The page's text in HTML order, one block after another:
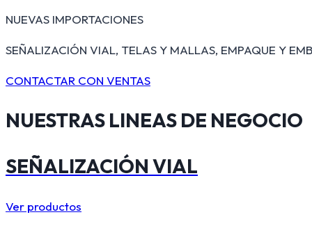
NUEVAS IMPORTACIONES
SEÑALIZACIÓN VIAL, TELAS Y MALLAS, EMPAQUE Y
CONTACTAR CON VENTAS
NUESTRAS LINEAS DE NEGOCIO
SEÑALIZACIÓN VIAL
Ver productos